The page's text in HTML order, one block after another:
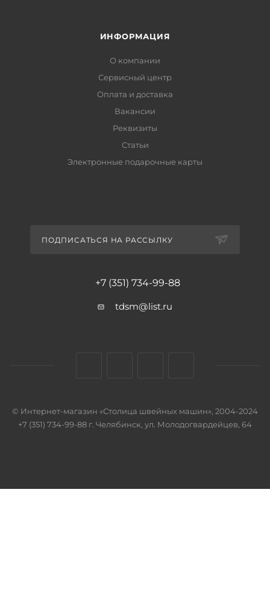
ИНФОРМАЦИЯ
О компании
Сервисный центр
Оплата и доставка
Вакансии
Реквизиты
Статьи
Электронные подарочные карты
ПОДПИСАТЬСЯ НА РАССЫЛКУ
+7 (351) 734-99-88
tdsm@list.ru
© Интернет-магазин «Столица швейных машин», 2004-2024
+7 (351) 734-99-88 г. Челябинск, ул. Молодогвардейцев, 64